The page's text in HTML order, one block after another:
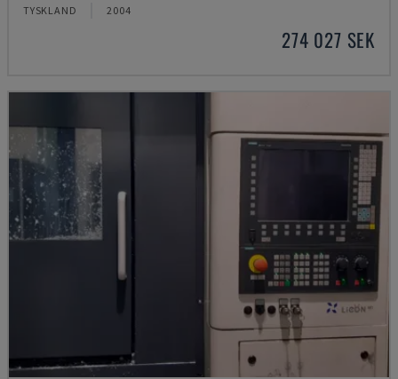
TYSKLAND 2004
274 027 SEK